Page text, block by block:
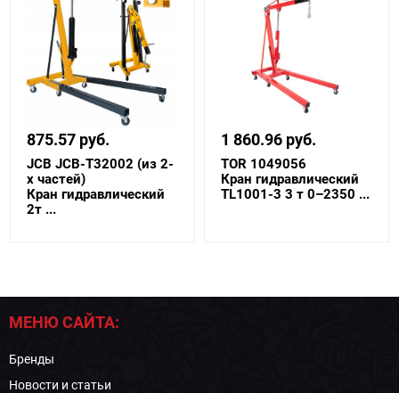
875.57 руб.
JCB JCB-T32002 (из 2-
х частей)
Кран гидравлический
2т ...
1 860.96 руб.
TOR 1049056
Кран гидравлический
TL1001-3 3 т 0–2350 ...
МЕНЮ САЙТА:
Бренды
Новости и статьи